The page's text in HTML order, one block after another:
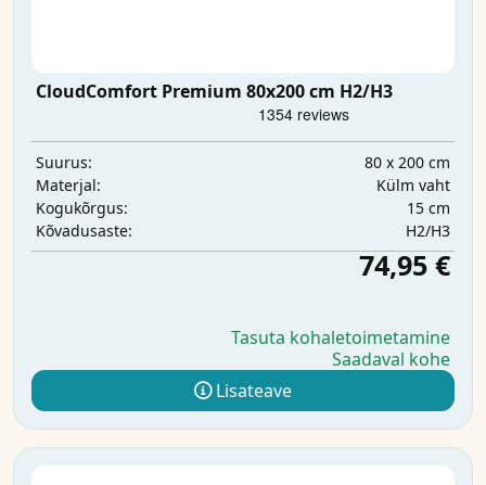
CloudComfort Premium 80x200 cm H2/H3
Suurus:
80 x 200 cm
Materjal:
Külm vaht
Kogukõrgus:
15 cm
Kõvadusaste:
H2/H3
74,95 €
Tasuta kohaletoimetamine
Saadaval kohe
Lisateave